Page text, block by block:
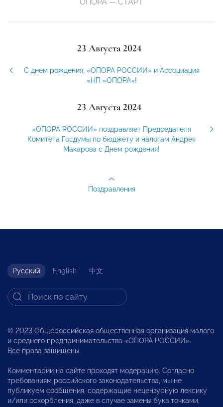
23 Августа 2024
C днем рождения, «ОПОРА РОССИИ» и Ассоциация
«НП «ОПОРА»!
23 Августа 2024
«ОПОРА РОССИИ» поздравляет Председателя
Комитета Госдумы по бюджету и налогам Андрея
Макарова с Днем рождения!
Поздравления
Русский English 中文
© 2023 Общероссийская общественная организация малого
и среднего предпринимательства «ОПОРА РОССИИ».
Все права защищены.
Комментарии на сайте проходят модерацию. Согласно
требованиям российского законодательства, мы не
публикуем сообщения, содержащие нецензурную лексику
и/или оскорбления, даже в случае замены букв точками,